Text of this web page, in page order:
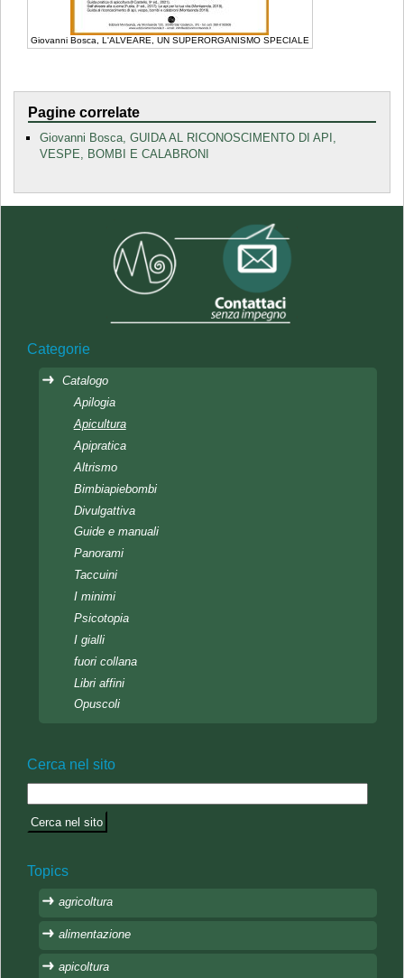
Giovanni Bosca, L'ALVEARE, UN SUPERORGANISMO SPECIALE
Pagine correlate
Giovanni Bosca, GUIDA AL RICONOSCIMENTO DI API,
VESPE, BOMBI E CALABRONI
Categorie
Catalogo
Apilogia
Apicultura
Apipratica
Altrismo
Bimbiapiebombi
Divulgattiva
Guide e manuali
Panorami
Taccuini
I minimi
Psicotopia
I gialli
fuori collana
Libri affini
Opuscoli
Cerca nel sito
Topics
agricoltura
alimentazione
apicoltura